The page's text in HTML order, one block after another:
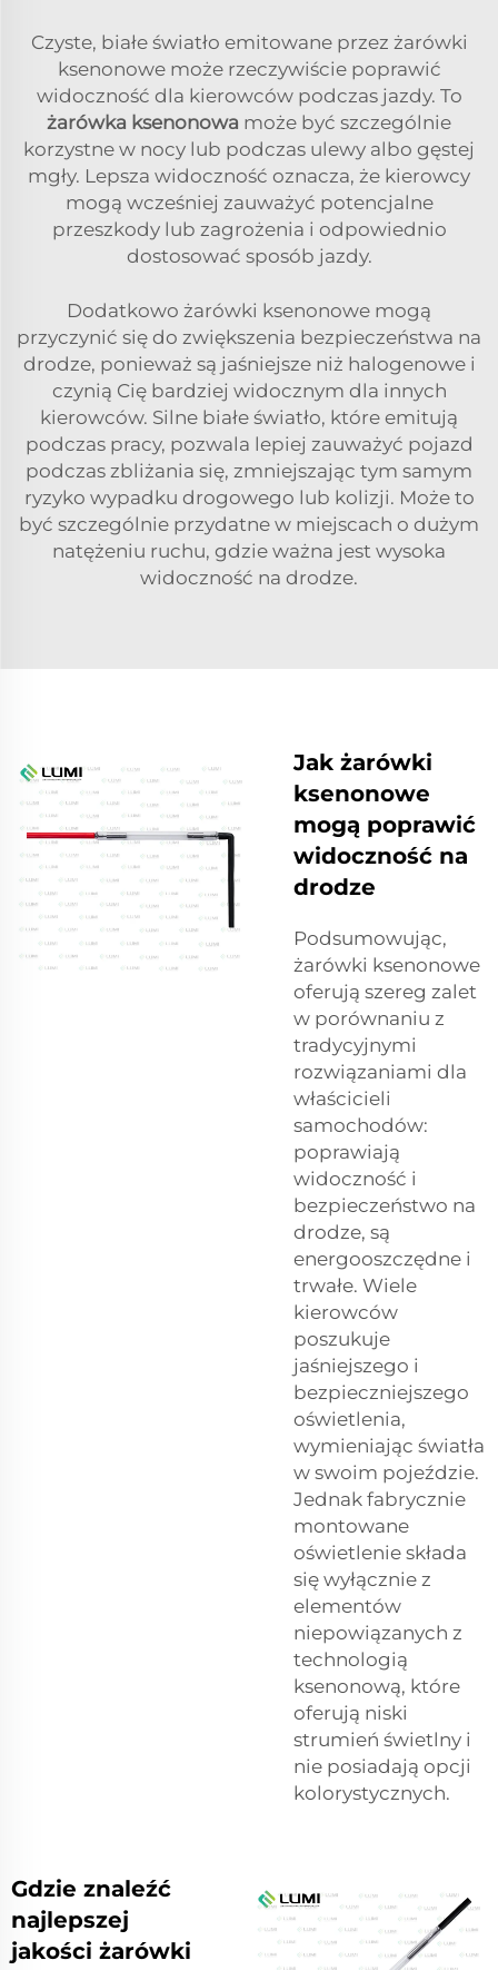
Czyste, białe światło emitowane przez żarówki
ksenonowe może rzeczywiście poprawić
widoczność dla kierowców podczas jazdy. To
żarówka ksenonowa może być szczególnie
korzystne w nocy lub podczas ulewy albo gęstej
mgły. Lepsza widoczność oznacza, że kierowcy
mogą wcześniej zauważyć potencjalne
przeszkody lub zagrożenia i odpowiednio
dostosować sposób jazdy.
Dodatkowo żarówki ksenonowe mogą
przyczynić się do zwiększenia bezpieczeństwa na
drodze, ponieważ są jaśniejsze niż halogenowe i
czynią Cię bardziej widocznym dla innych
kierowców. Silne białe światło, które emitują
podczas pracy, pozwala lepiej zauważyć pojazd
podczas zbliżania się, zmniejszając tym samym
ryzyko wypadku drogowego lub kolizji. Może to
być szczególnie przydatne w miejscach o dużym
natężeniu ruchu, gdzie ważna jest wysoka
widoczność na drodze.
Jak żarówki
ksenonowe
mogą poprawić
widoczność na
drodze
Podsumowując,
żarówki ksenonowe
oferują szereg zalet
w porównaniu z
tradycyjnymi
rozwiązaniami dla
właścicieli
samochodów:
poprawiają
widoczność i
bezpieczeństwo na
drodze, są
energooszczędne i
trwałe. Wiele
kierowców
poszukuje
jaśniejszego i
bezpieczniejszego
oświetlenia,
wymieniając światła
w swoim pojeździe.
Jednak fabrycznie
montowane
oświetlenie składa
się wyłącznie z
elementów
niepowiązanych z
technologią
ksenonową, które
oferują niski
strumień świetlny i
nie posiadają opcji
kolorystycznych.
Gdzie znaleźć
najlepszej
jakości żarówki